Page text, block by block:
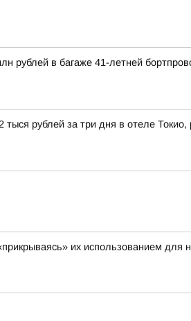
рублей в багаже 41-летней
тыся рублей за три дня в отеле
их использованием